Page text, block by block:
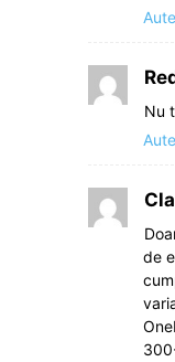
Nu
de